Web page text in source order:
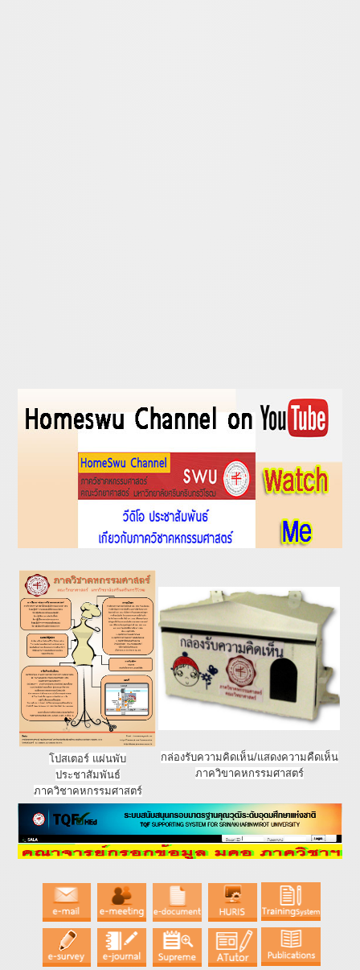
โปสเตอร์ แผ่นพับ
ประชาสัมพันธ์
ภาควิชาคหกรรมศาสตร์
กล่องรับความคิดเห็น/แสดงความคืดเห็น
ภาควิขาคหกรรมศาสตร์